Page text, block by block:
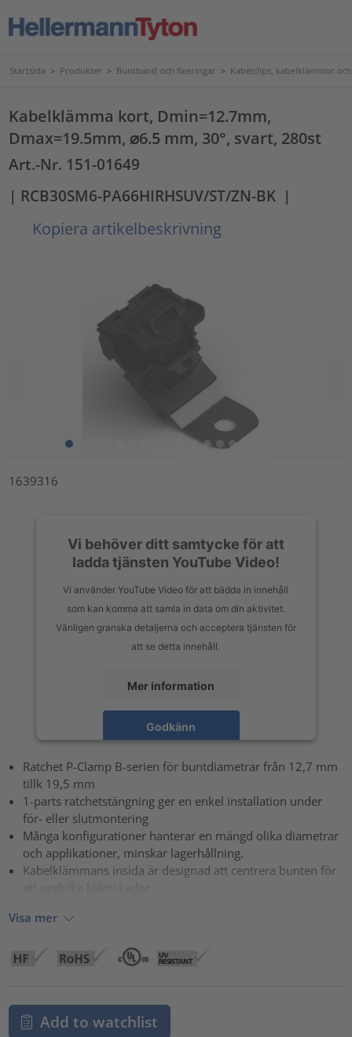
Startsida > Produkter > Buntband och fixeringar > Kabelclips, kabelklämmor
Kabelklämma kort, Dmin=12.7mm,
Dmax=19.5mm, ⌀6.5 mm, 30°, svart, 280st
Art.-Nr. 151-01649
| RCB30SM6-PA66HIRHSUV/ST/ZN-BK |
Kopiera artikelbeskrivning
1639316
Vi behöver ditt samtycke för att
ladda tjänsten YouTube Video!
Vi använder YouTube Video för att bädda in innehåll
som kan komma att samla in data om din aktivitet.
Vänligen granska detaljerna och acceptera tjänsten för
att se detta innehåll.
Mer information
Godkänn
Ratchet P-Clamp B-serien för buntdiametrar från 12,7 mm
tillk 19,5 mm
1-parts ratchetstängning ger en enkel installation under
för- eller slutmontering
Många konfigurationer hanterar en mängd olika diametrar
och applikationer, minskar lagerhållning.
Kabelklämmans insida är designad att centrera bunten för
Visa mer
Add to watchlist